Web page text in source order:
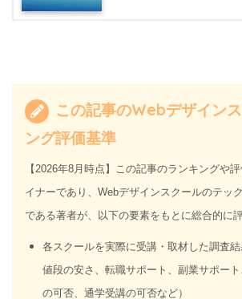
この記事のWebデザイン
ング評価基準
【2026年8月時点】この記事のランキングや
イナーであり、Webデザインスクールのテッ
である著者が、以下の要素をもとに総合的に
各スクールを実際に受講・取材した調査結
値段の安さ、転職サポート、副業サポー
の可否、通学受講の可否など）